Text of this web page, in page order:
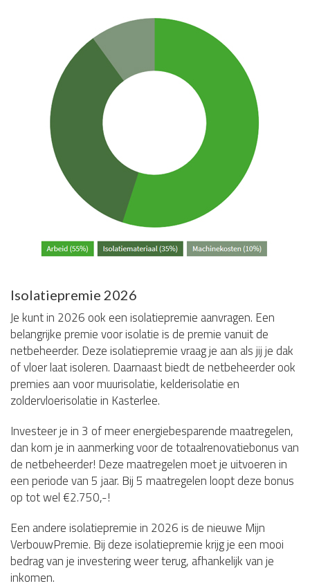
Isolatiepremie 2026
Je kunt in 2026 ook een isolatiepremie aanvragen. Een
belangrijke premie voor isolatie is de premie vanuit de
netbeheerder. Deze isolatiepremie vraag je aan als jij je dak
of vloer laat isoleren. Daarnaast biedt de netbeheerder ook
premies aan voor muurisolatie, kelderisolatie en
zoldervloerisolatie in Kasterlee.
Investeer je in 3 of meer energiebesparende maatregelen,
dan kom je in aanmerking voor de totaalrenovatiebonus van
de netbeheerder! Deze maatregelen moet je uitvoeren in
een periode van 5 jaar. Bij 5 maatregelen loopt deze bonus
op tot wel €2.750,-!
Een andere isolatiepremie in 2026 is de nieuwe Mijn
VerbouwPremie. Bij deze isolatiepremie krijg je een mooi
bedrag van je investering weer terug, afhankelijk van je
inkomen.